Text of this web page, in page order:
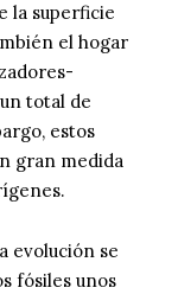
la superficie
el hogar
total de
estos
gran medida
evolución se
fósiles unos